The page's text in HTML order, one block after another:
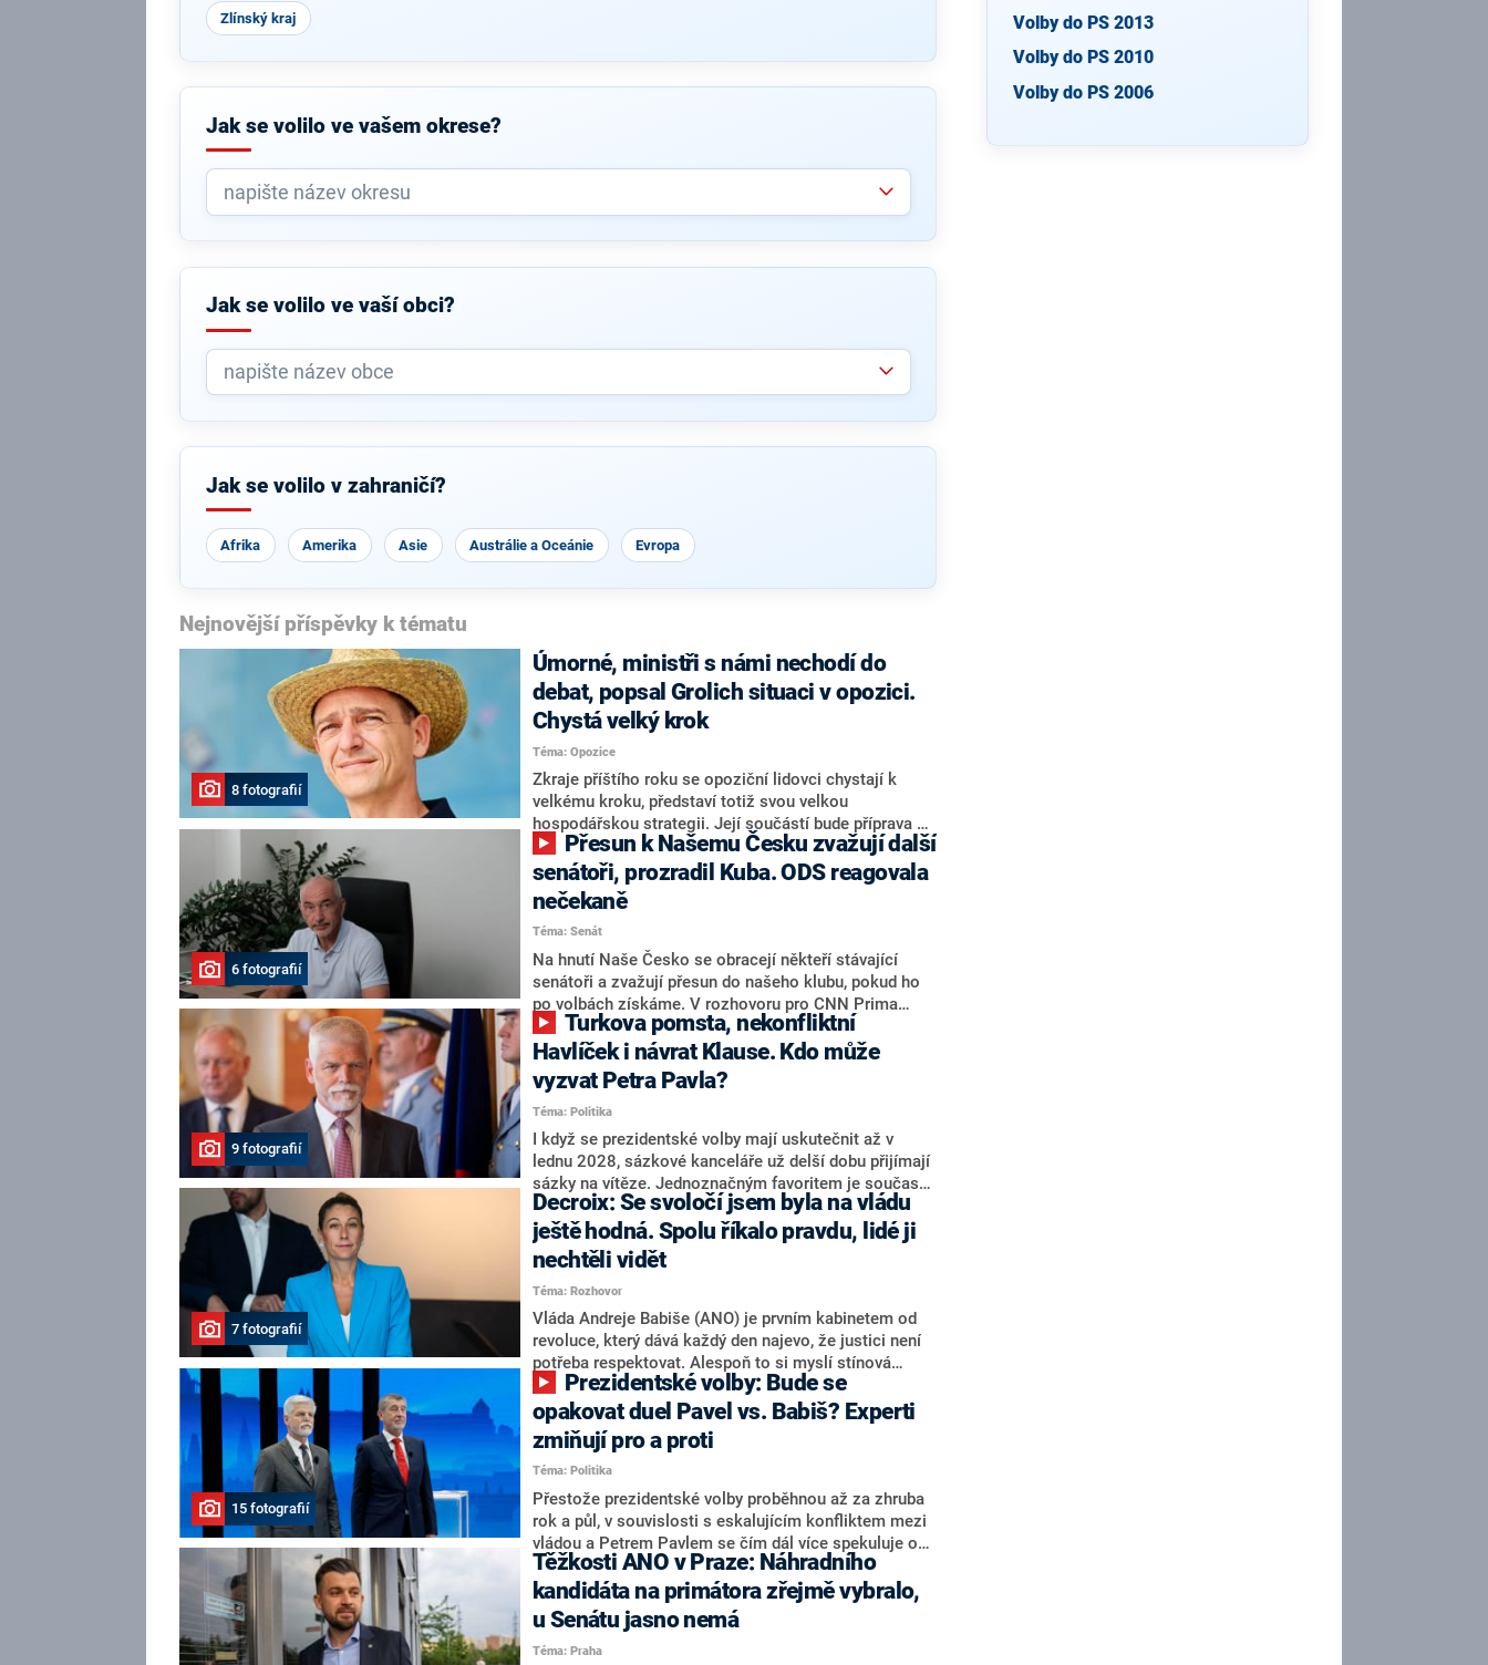
Zlínský kraj
Jak se volilo ve vašem okrese?
Jak se volilo ve vaší obci?
Jak se volilo v zahraničí?
Afrika Amerika Asie Austrálie a Oceánie Evropa
Nejnovější příspěvky k tématu
8 fotografií
Úmorné, ministři s námi nechodí do
debat, popsal Grolich situaci v opozici.
Chystá velký krok
Téma: Opozice
Zkraje příštího roku se opoziční lidovci chystají k
velkému kroku, představí totiž svou velkou
hospodářskou strategii. Její součástí bude příprava na
stárnutí populace, řekl ve středu na setkání s novináři
nový předseda lidovců Jan Grolich. Ten zároveň v
senátních volbách kandiduje ve Vyškově. Popsal i
aktivitu opozice, o níž vládní strany nebo političtí
komentátoři mluví jako o slabé a v defenzivě. „Je to
úmorná práce upozorňovat na chyby vlády. Ministři s
námi navíc nechodí do debat. Chceme ale ukazovat
svoje témata,“ odpověděl Grolich na dotaz CNN Prima
NEWS.
6 fotografií
senátoři, prozradil Kuba. ODS reagovala
nečekaně
Téma: Senát
Na hnutí Naše Česko se obracejí někteří stávající
senátoři a zvažují přesun do našeho klubu, pokud ho
po volbách získáme. V rozhovoru pro CNN Prima
NEWS to řekl zakladatel hnutí a jihočeský hejtman
Martin Kuba. Konkrétní nebyl, ale získat by takto mohl
například senátora Zdeňka Hrabu, který je dnes
součástí klubu ODS a TOP 09. Hraba to na dotaz
redakce nevyloučil. Předseda klubu senátorů ODS
Zdeněk Nytra redakci řekl, že počítá s odchodem
některých senátorů z klubu a že Naše Česko není
nepřítel, ale soupeř.
9 fotografií
Havlíček i návrat Klause. Kdo může
vyzvat Petra Pavla?
Téma: Politika
I když se prezidentské volby mají uskutečnit až v
lednu 2028, sázkové kanceláře už delší dobu přijímají
sázky na vítěze. Jednoznačným favoritem je současná
hlava státu Petr Pavel. Daleko za ním pak bookmakeři
zmiňují dva výrazné politiky ANO, tedy premiéra
Andreje Babiše a ministra průmyslu Karla Havlíčka.
Oblíbeným tipem samotných sázkařů je poslanec za
Motoristy Filip Turek. Politolog Jan Kubáček nicméně
o případné kandidatuře kohokoliv ze zmíněné trojice
značně pochybuje. Podle něj současná koalice dosud
nemá osobu, která by Pavlovi mohla konkurovat.
7 fotografií
Decroix: Se svoločí jsem byla na vládu
ještě hodná. Spolu říkalo pravdu, lidé ji
nechtěli vidět
Téma: Rozhovor
Vláda Andreje Babiše (ANO) je prvním kabinetem od
revoluce, který dává každý den najevo, že justici není
potřeba respektovat. Alespoň to si myslí stínová
ministryně spravedlnosti ODS Eva Decroix. V
rozhovoru pro CNN Prima NEWS si nebrala servítky
ohledně politického výkonu svého nástupce Jeronýma
Tejce (za ANO) či vládní zmocněnkyně pro lidská
práva Taťány Malé (ANO). Označením „svoloč“ na
adresu vlády prý byla ještě hodná. Decroix se také
vrátila k volební porážce koalice Spolu či promluvila o
hnutí Naše Česko Martina Kuby.
15 fotografií
opakovat duel Pavel vs. Babiš? Experti
zmiňují pro a proti
Téma: Politika
Přestože prezidentské volby proběhnou až za zhruba
rok a půl, v souvislosti s eskalujícím konfliktem mezi
vládou a Petrem Pavlem se čím dál více spekuluje o
tom, koho by do bitvy o Hrad mohla vyslat současná
koalice. Někteří političtí komentátoři znovu vytahují
jméno premiéra Andreje Babiše (ANO). Jak moc je
pravděpodobné, že se v prezidentských volbách 2028
bude znovu opakovat souboj z roku 2023?
Těžkosti ANO v Praze: Náhradního
kandidáta na primátora zřejmě vybralo,
u Senátu jasno nemá
Téma: Praha
Volby do PS 2013
Volby do PS 2010
Volby do PS 2006